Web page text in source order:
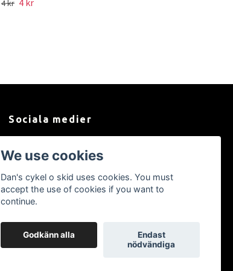
4 kr
Sociala medier
Instagram
YouTube
Tiktok
We use cookies
Dan's cykel o skid uses cookies. You must
accept the use of cookies if you want to
continue.
Godkänn alla
Endast
nödvändiga